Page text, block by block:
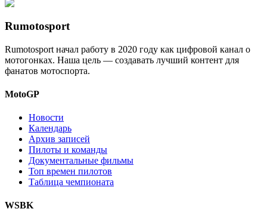
Rumotosport
Rumotosport начал работу в 2020 году как цифровой канал о
мотогонках. Наша цель — создавать лучший контент для
фанатов мотоспорта.
MotoGP
Новости
Календарь
Архив записей
Пилоты и команды
Документальные фильмы
Топ времен пилотов
Таблица чемпионата
WSBK